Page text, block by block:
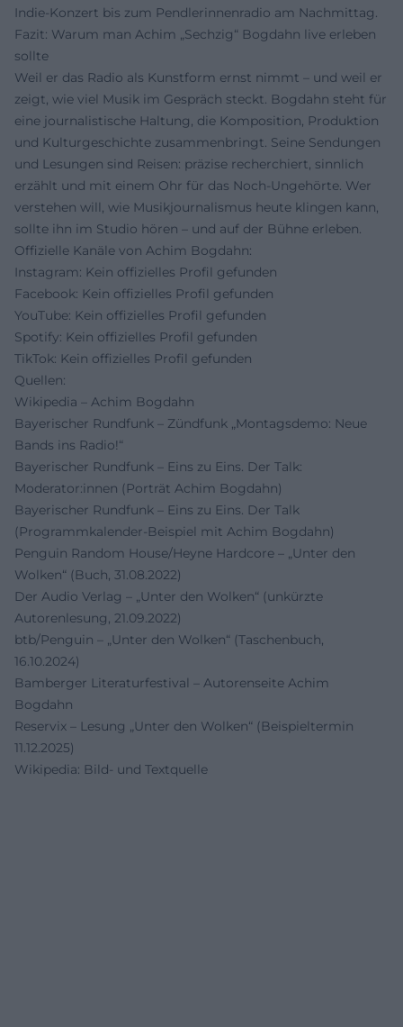
Indie-Konzert bis zum Pendlerinnenradio am Nachmittag.
Fazit: Warum man Achim „Sechzig“ Bogdahn live erleben
sollte
Weil er das Radio als Kunstform ernst nimmt – und weil er
zeigt, wie viel Musik im Gespräch steckt. Bogdahn steht für
eine journalistische Haltung, die Komposition, Produktion
und Kulturgeschichte zusammenbringt. Seine Sendungen
und Lesungen sind Reisen: präzise recherchiert, sinnlich
erzählt und mit einem Ohr für das Noch-Ungehörte. Wer
verstehen will, wie Musikjournalismus heute klingen kann,
sollte ihn im Studio hören – und auf der Bühne erleben.
Offizielle Kanäle von Achim Bogdahn:
Instagram: Kein offizielles Profil gefunden
Facebook: Kein offizielles Profil gefunden
YouTube: Kein offizielles Profil gefunden
Spotify: Kein offizielles Profil gefunden
TikTok: Kein offizielles Profil gefunden
Quellen:
Wikipedia – Achim Bogdahn
Bayerischer Rundfunk – Zündfunk „Montagsdemo: Neue
Bands ins Radio!“
Bayerischer Rundfunk – Eins zu Eins. Der Talk:
Moderator:innen (Porträt Achim Bogdahn)
Bayerischer Rundfunk – Eins zu Eins. Der Talk
(Programmkalender-Beispiel mit Achim Bogdahn)
Penguin Random House/Heyne Hardcore – „Unter den
Wolken“ (Buch, 31.08.2022)
Der Audio Verlag – „Unter den Wolken“ (unkürzte
Autorenlesung, 21.09.2022)
btb/Penguin – „Unter den Wolken“ (Taschenbuch,
16.10.2024)
Bamberger Literaturfestival – Autorenseite Achim
Bogdahn
Reservix – Lesung „Unter den Wolken“ (Beispieltermin
11.12.2025)
Wikipedia: Bild- und Textquelle